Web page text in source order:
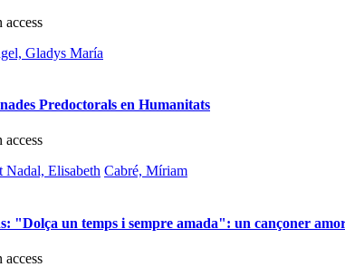
Gladys María
Predoctorals en Humanitats
Nadal, Elisabeth Cabré, Míriam
"Dolça un temps i sempre amada": un cançoner